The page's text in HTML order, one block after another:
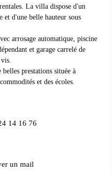
La villa dispose d'un
et d'une belle hauteur sous
arrosage automatique, piscine
et garage carrelé de
prestations située à
et des écoles.
14 16 76
un mail